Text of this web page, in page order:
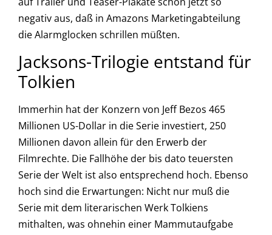
negativ aus, daß in Amazons Marketingabteilung
die Alarmglocken schrillen müßten.
Jacksons-Trilogie entstand für
Tolkien
Immerhin hat der Konzern von Jeff Bezos 465
Millionen US-Dollar in die Serie investiert, 250
Millionen davon allein für den Erwerb der
Filmrechte. Die Fallhöhe der bis dato teuersten
Serie der Welt ist also entsprechend hoch. Ebenso
hoch sind die Erwartungen: Nicht nur muß die
Serie mit dem literarischen Werk Tolkiens
mithalten, was ohnehin einer Mammutaufgabe